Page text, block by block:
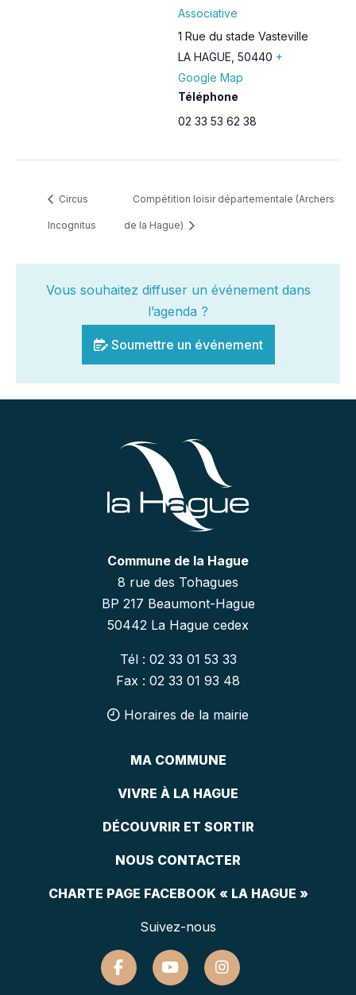
Associative
1 Rue du stade Vasteville
LA HAGUE 50440 +
Google Map
Téléphone
02 33 53 62 38
Circus
Incognitus
Compétition loisir départementale (Archers
de la Hague)
Vous souhaitez diffuser un événement dans
l’agenda ?
Soumettre un événement
Commune de la Hague
8 rue des Tohagues
BP 217 Beaumont-Hague
50442 La Hague cedex
Tél : 02 33 01 53 33
Fax : 02 33 01 93 48
Horaires de la mairie
MA COMMUNE
VIVRE À LA HAGUE
DÉCOUVRIR ET SORTIR
NOUS CONTACTER
CHARTE PAGE FACEBOOK « LA HAGUE »
Suivez-nous